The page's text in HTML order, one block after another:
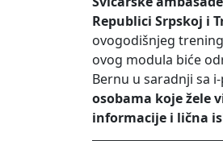
Republici Srpskoj i
ovogodišnjeg
ovog modula biće
Bernu u saradnji sa
osobama koje žele
informacije i lična